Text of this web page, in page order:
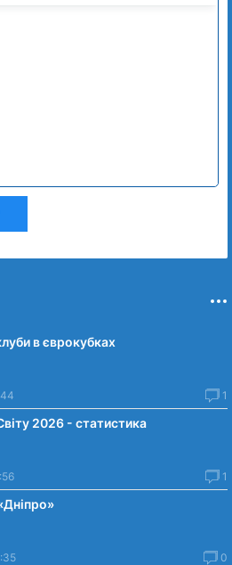
в єврокубках
1
2026 - статистика
1
0